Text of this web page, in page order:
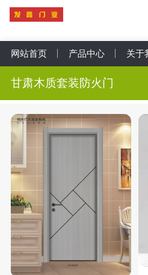
网站首页 产品中心 关于
甘肃木质套装防火门